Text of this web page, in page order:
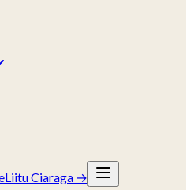
Liitu Ciaraga →